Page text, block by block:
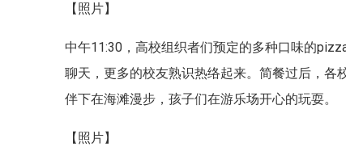
【照片】
中午11:30，高校组织者们预定的多种口味的
聊天，更多的校友熟识热络起来。简餐过后，
伴下在海滩漫步，孩子们在游乐场开心的玩耍。
【照片】